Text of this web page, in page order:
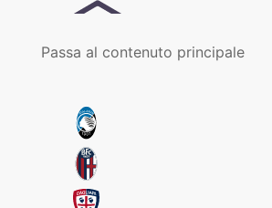
Passa al contenuto principale